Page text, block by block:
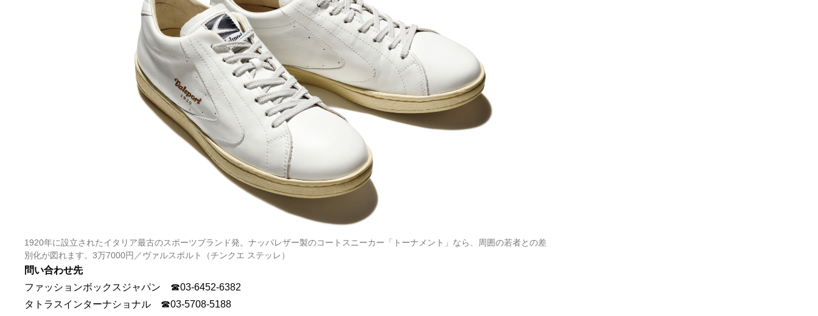
1920年に設立されたイタリア最古のスポーツブランド発。ナッパレザー製のコートスニーカー「トーナメント」なら、周囲の若者との差
別化が図れます。3万7000円／ヴァルスポルト（チンクエ ステッレ）
問い合わせ先
ファッションボックスジャパン ☎03-6452-6382
タトラスインターナショナル ☎03-5708-5188